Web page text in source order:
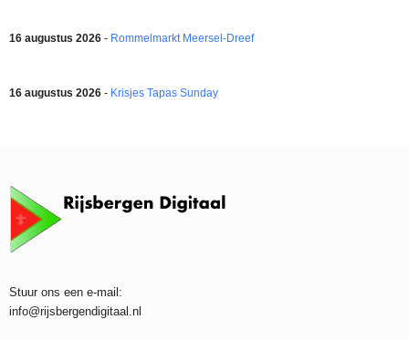
16 augustus 2026 - Rommelmarkt Meersel-Dreef
16 augustus 2026 - Krisjes Tapas Sunday
Stuur ons een e-mail:
info@rijsbergendigitaal.nl